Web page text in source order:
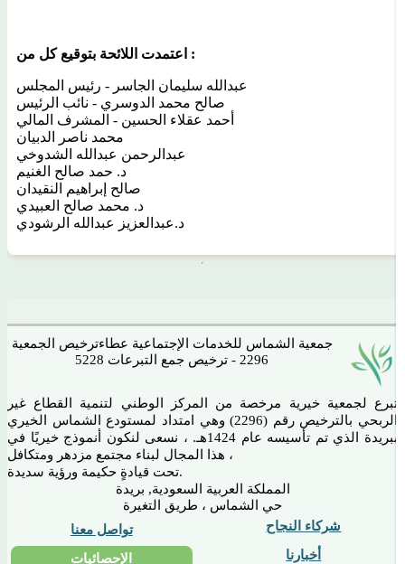
اعتمدت اللائحة بتوقيع كل من :
عبدالله سليمان الجاسر - رئيس المجلس
صالح محمد الدوسري - نائب الرئيس
أحمد عقلاء الحسين - المشرف المالي
محمد ناصر الدبيان
د. حمد صالح الغنيم
صالح إبراهيم النقيدان
د. محمد صالح العبيدي
جمعية الشماس للخدمات الإجتماعية عطاءترخيص الجمعية
2296 - ترخيص جمع التبرعات 5228
تبرع لجمعية خيرية مرخصة من المركز الوطني لتنمية القطاع غير
الربحي بالترخيص رقم (2296) وهي امتداد لمستودع الشماس الخيري
ببريدة الذي تم تأسيسه عام 1424هـ. ، نسعى لنكون أنموذج خيريًا في
هذا المجال لبناء مجتمع مزدهر ومتكافل ،
تحت قيادةٍ حكيمة ورؤية سديدة.
المملكة العربية السعودية, بريدة
حي الشماس ، طريق التغيرة
تواصل معنا
الإحصائيات
شركاء النجاح
أخبارنا